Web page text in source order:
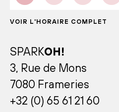
VOIR L'HORAIRE COMPLET
SPARKOH!
3, Rue de Mons
7080 Frameries
+32 (0) 65 61 21 60